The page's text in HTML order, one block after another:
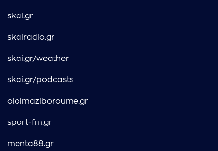
skai.gr
skairadio.gr
skai.gr/weather
skai.gr/podcasts
oloimaziboroume.gr
sport-fm.gr
menta88.gr